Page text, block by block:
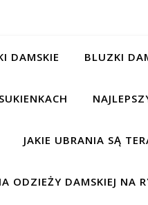
DAMSKIE BLUZKI
JAKIE UBRANIA SĄ
ODZIEŻY DAMSKIEJ NA